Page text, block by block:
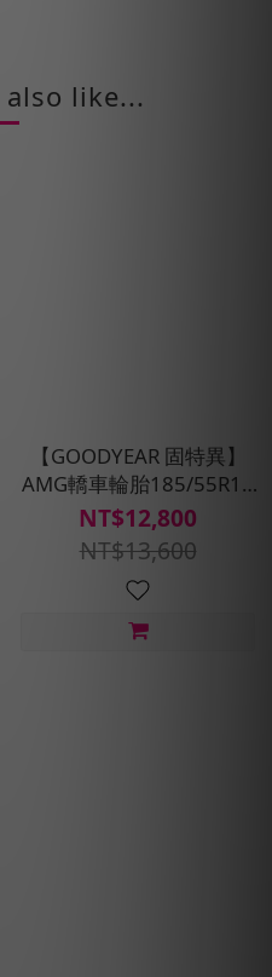
like...
【GOODYEAR 固特異】
AMG轎車輪胎185/55R16
四入組(濕抓/耐用雙重保
護)含安裝定位平衡
NT$12,800
NT$13,600